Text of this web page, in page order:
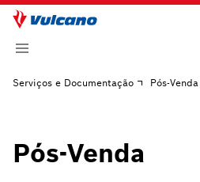
Serviços e Documentação Pós-Venda
Pós-Venda